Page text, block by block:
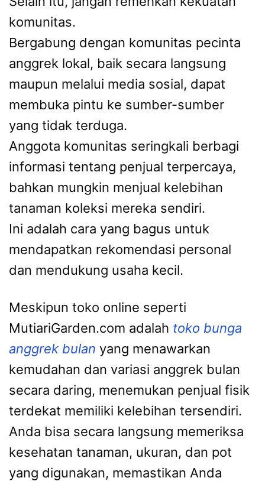
komunitas.
Bergabung dengan komunitas pecinta
anggrek lokal, baik secara langsung
maupun melalui media sosial, dapat
membuka pintu ke sumber-sumber
yang tidak terduga.
Anggota komunitas seringkali berbagi
informasi tentang penjual terpercaya,
bahkan mungkin menjual kelebihan
tanaman koleksi mereka sendiri.
Ini adalah cara yang bagus untuk
mendapatkan rekomendasi personal
dan mendukung usaha kecil.
Meskipun toko online seperti
MutiariGarden.com adalah toko bunga
anggrek bulan yang menawarkan
kemudahan dan variasi anggrek bulan
secara daring, menemukan penjual fisik
terdekat memiliki kelebihan tersendiri.
Anda bisa secara langsung memeriksa
kesehatan tanaman, ukuran, dan pot
yang digunakan, memastikan Anda